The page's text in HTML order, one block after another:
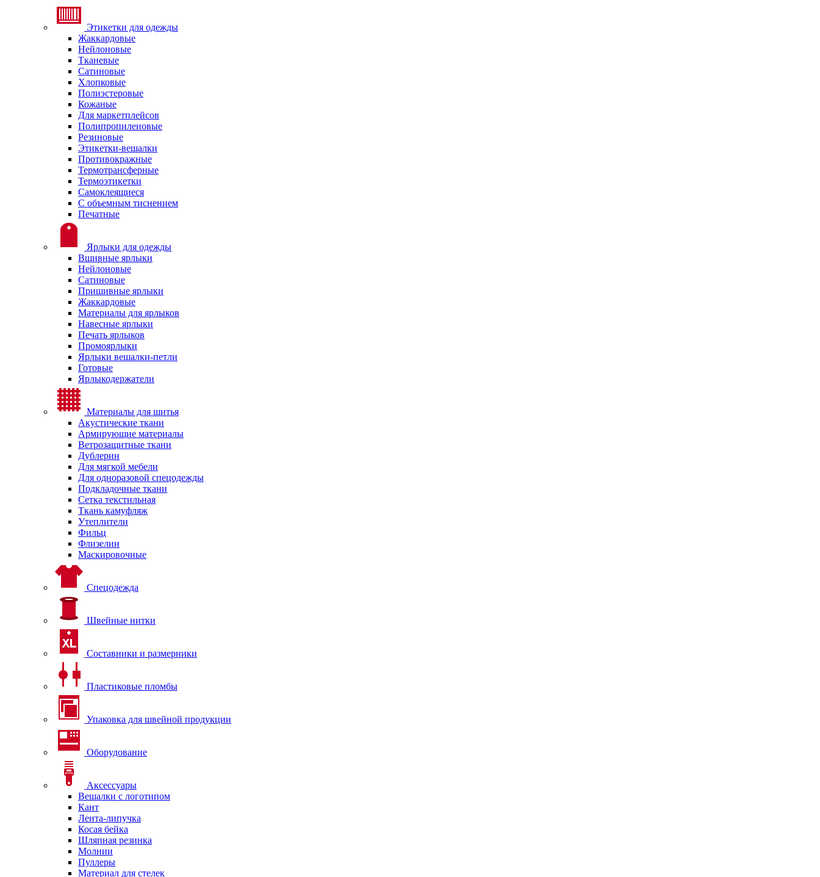
Этикетки для одежды
Жаккардовые
Нейлоновые
Тканевые
Сатиновые
Хлопковые
Полиэстеровые
Кожаные
Для маркетплейсов
Полипропиленовые
Резиновые
Этикетки-вешалки
Противокражные
Термотрансферные
Термоэтикетки
Самоклеящиеся
С объемным тиснением
Печатные
Ярлыки для одежды
Вшивные ярлыки
Нейлоновые
Сатиновые
Пришивные ярлыки
Жаккардовые
Материалы для ярлыков
Навесные ярлыки
Печать ярлыков
Промоярлыки
Ярлыки вешалки-петли
Готовые
Ярлыкодержатели
Материалы для шитья
Акустические ткани
Армирующие материалы
Ветрозащитные ткани
Дублерин
Для мягкой мебели
Для одноразовой спецодежды
Подкладочные ткани
Сетка текстильная
Ткань камуфляж
Утеплители
Фильц
Флизелин
Маскировочные
Спецодежда
Швейные нитки
Составники и размерники
Пластиковые пломбы
Упаковка для швейной продукции
Оборудование
Аксессуары
Вешалки с логотипом
Кант
Лента-липучка
Косая бейка
Шляпная резинка
Молнии
Пуллеры
Материал для стелек